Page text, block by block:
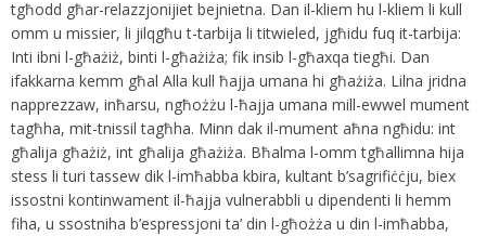
tgħodd għar-relazzjonijiet bejnietna. Dan il-kliem hu l-kliem li kull
omm u missier, li jilqgħu t-tarbija li titwieled, jgħidu fuq it-tarbija:
Inti ibni l-għażiż, binti l-għażiża; fik insib l-għaxqa tiegħi. Dan
ifakkarna kemm għal Alla kull ħajja umana hi għażiża. Lilna jridna
napprezzaw, inħarsu, ngħożżu l-ħajja umana mill-ewwel mument
tagħha, mit-tnissil tagħha. Minn dak il-mument aħna ngħidu: int
għalija għażiż, int għalija għażiża. Bħalma l-omm tgħallimna hija
stess li turi tassew dik l-imħabba kbira, kultant b’sagrifiċċju, biex
issostni kontinwament il-ħajja vulnerabbli u dipendenti li hemm
fiha, u ssostniha b’espressjoni ta’ din l-għożża u din l-imħabba,